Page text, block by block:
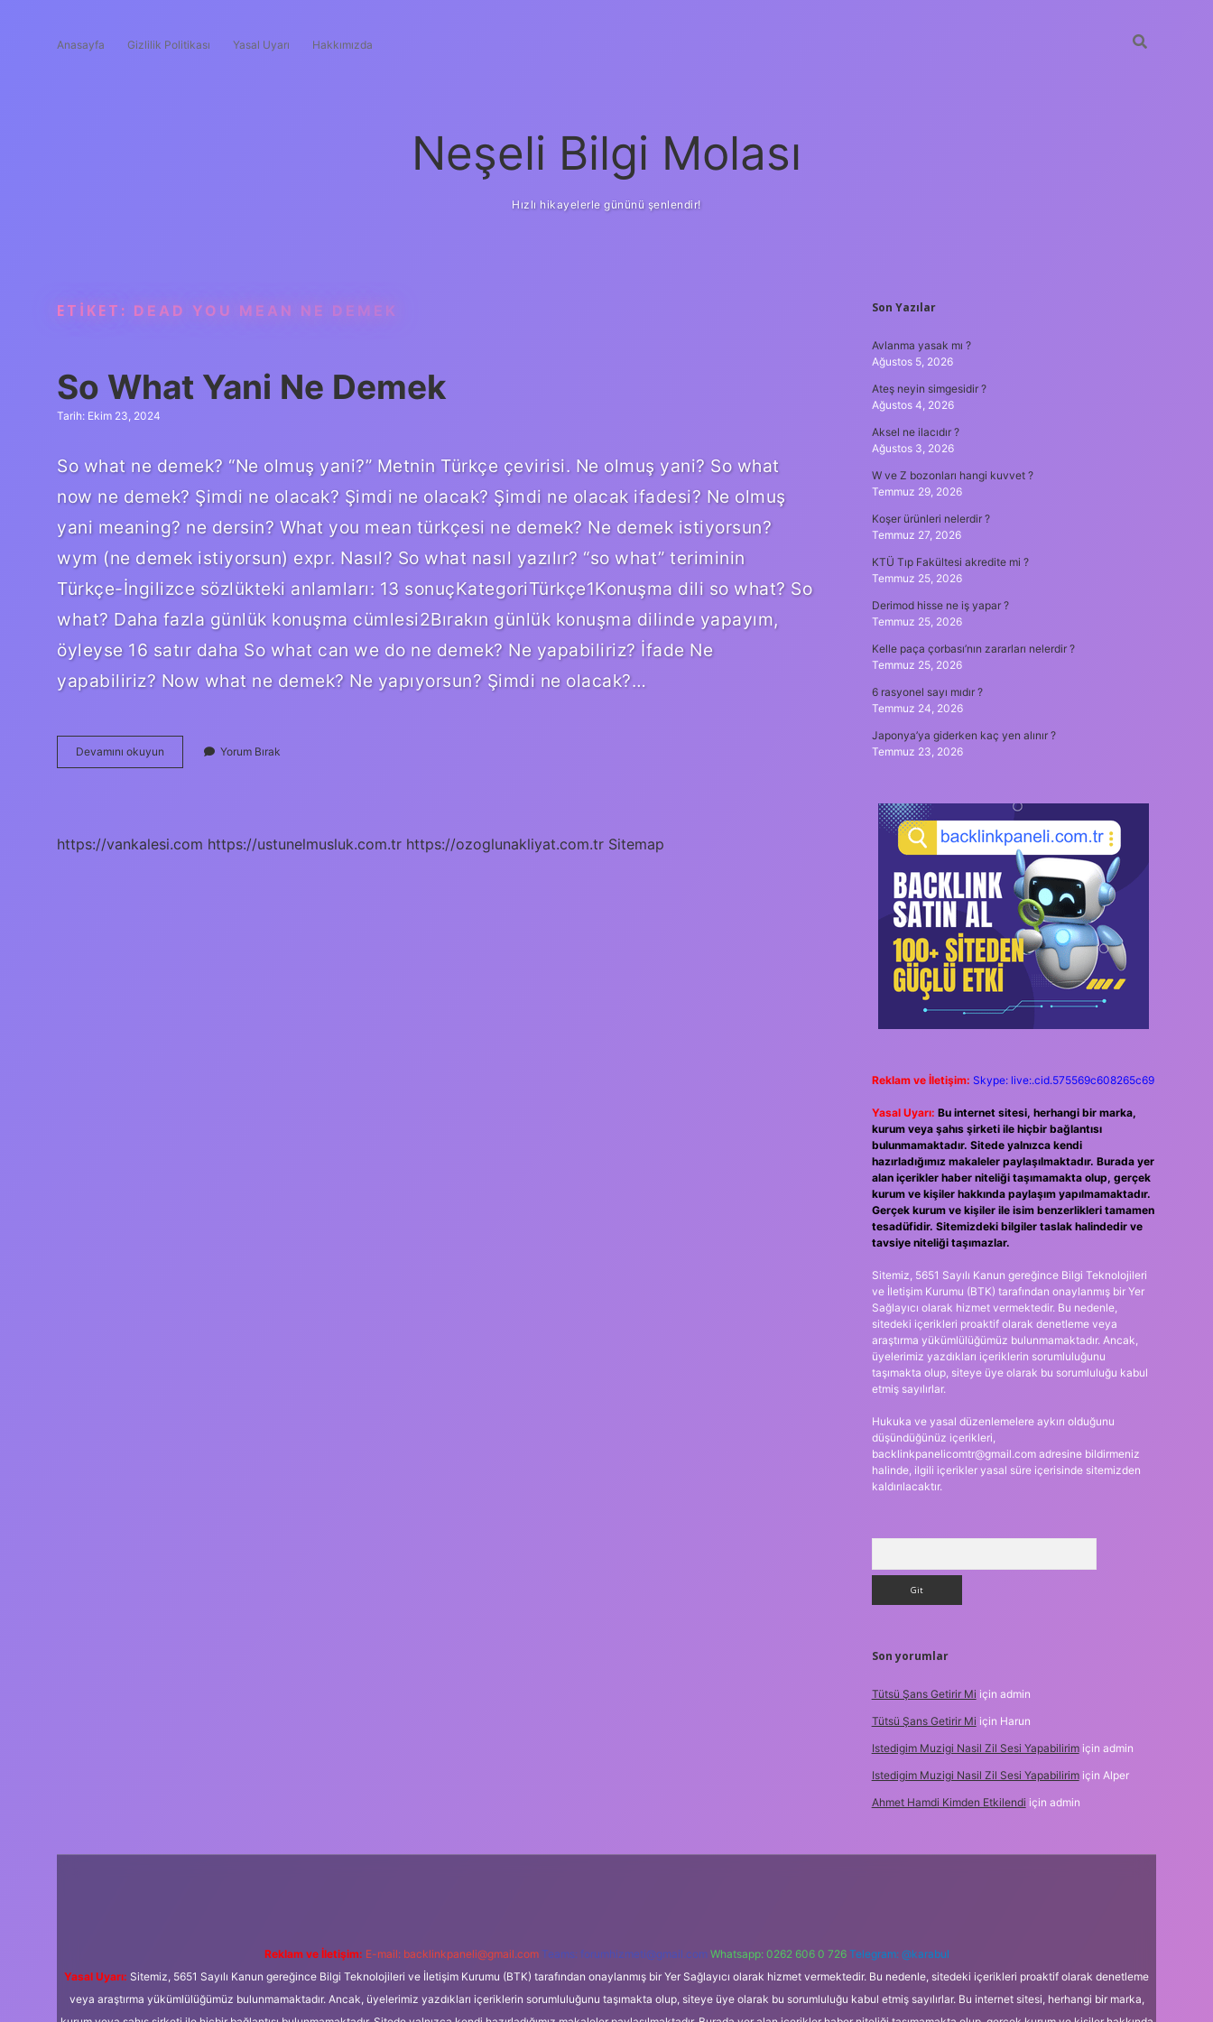
Anasayfa Gizlilik Politikası Yasal Uyarı Hakkımızda
Neşeli Bilgi Molası
Hızlı hikayelerle gününü şenlendir!
ETIKET: DEAD YOU MEAN NE DEMEK
So What Yani Ne Demek
Tarih: Ekim 23, 2024
So what ne demek? “Ne olmuş yani?” Metnin Türkçe çevirisi. Ne olmuş yani? So what
now ne demek? Şimdi ne olacak? Şimdi ne olacak? Şimdi ne olacak ifadesi? Ne olmuş
yani meaning? ne dersin? What you mean türkçesi ne demek? Ne demek istiyorsun?
wym (ne demek istiyorsun) expr. Nasıl? So what nasıl yazılır? “so what” teriminin
Türkçe-İngilizce sözlükteki anlamları: 13 sonuçKategoriTürkçe1Konuşma dili so what? So
what? Daha fazla günlük konuşma cümlesi2Bırakın günlük konuşma dilinde yapayım,
öyleyse 16 satır daha So what can we do ne demek? Ne yapabiliriz? İfade Ne
yapabiliriz? Now what ne demek? Ne yapıyorsun? Şimdi ne olacak?…
Devamını okuyun
What
Yorum Bırak
https://vankalesi.com https://ustunelmusluk.com.tr https://ozoglunakliyat.com.tr Sitemap
SIDEBAR
Son Yazılar
Avlanma yasak mı ?
Ağustos 5, 2026
Ateş neyin simgesidir ?
Ağustos 4, 2026
Aksel ne ilacıdır ?
Ağustos 3, 2026
W ve Z bozonları hangi kuvvet ?
Temmuz 29, 2026
Koşer ürünleri nelerdir ?
Temmuz 27, 2026
KTÜ Tıp Fakültesi akredite mi ?
Temmuz 25, 2026
Derimod hisse ne iş yapar ?
Temmuz 25, 2026
Kelle paça çorbası’nın zararları nelerdir ?
Temmuz 25, 2026
6 rasyonel sayı mıdır ?
Temmuz 24, 2026
Japonya’ya giderken kaç yen alınır ?
Temmuz 23, 2026
Reklam ve İletişim: Skype: live:.cid.575569c608265c69
Yasal Uyarı: Bu internet sitesi, herhangi bir marka,
kurum veya şahıs şirketi ile hiçbir bağlantısı
bulunmamaktadır. Sitede yalnızca kendi
hazırladığımız makaleler paylaşılmaktadır. Burada yer
alan içerikler haber niteliği taşımamakta olup, gerçek
kurum ve kişiler hakkında paylaşım yapılmamaktadır.
Gerçek kurum ve kişiler ile isim benzerlikleri tamamen
tesadüfidir. Sitemizdeki bilgiler taslak halindedir ve
tavsiye niteliği taşımazlar.
Sitemiz, 5651 Sayılı Kanun gereğince Bilgi Teknolojileri
ve İletişim Kurumu (BTK) tarafından onaylanmış bir Yer
Sağlayıcı olarak hizmet vermektedir. Bu nedenle,
sitedeki içerikleri proaktif olarak denetleme veya
araştırma yükümlülüğümüz bulunmamaktadır. Ancak,
üyelerimiz yazdıkları içeriklerin sorumluluğunu
taşımakta olup, siteye üye olarak bu sorumluluğu kabul
etmiş sayılırlar.
Hukuka ve yasal düzenlemelere aykırı olduğunu
düşündüğünüz içerikleri,
backlinkpanelicomtr@gmail.comadresine bildirmeniz
halinde, ilgili içerikler yasal süre içerisinde sitemizden
kaldırılacaktır.
Son yorumlar
Tütsü Şans Getirir Mi için admin
Tütsü Şans Getirir Mi için Harun
Istedigim Muzigi Nasil Zil Sesi Yapabilirimiçin admin
Istedigim Muzigi Nasil Zil Sesi Yapabilirimiçin Alper
Ahmet Hamdi Kimden Etkilendi için admin
Reklam ve İletişim: E-mail: backlinkpaneli@gmail.com Teams: forumhizmeti@gmail.com Whatsapp: 0262 606 0 726 Telegram: @karabul
Yasal Uyarı: Sitemiz, 5651 Sayılı Kanun gereğince Bilgi Teknolojileri ve İletişim Kurumu (BTK) tarafından onaylanmış bir Yer Sağlayıcı olarak hizmet vermektedir. Bu nedenle, sitedeki içerikleri proaktif olarak denetleme
veya araştırma yükümlülüğümüz bulunmamaktadır. Ancak, üyelerimiz yazdıkları içeriklerin sorumluluğunu taşımakta olup, siteye üye olarak bu sorumluluğu kabul etmiş sayılırlar. Bu internet sitesi, herhangi bir marka,